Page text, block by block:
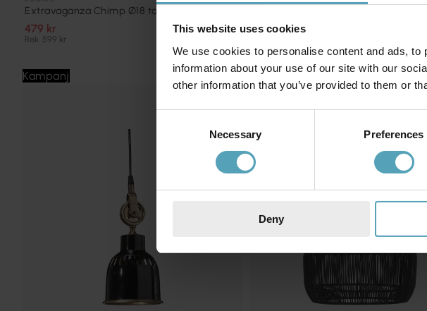
This website uses cookies
We use cookies to personalise content and ads,
information about your use of our site with our
other information that you’ve provided to them or
Necessary Preferences
Deny
Extravaganza Chimp Ø18 taklampa
479 kr
Rek. 599 kr
249 kr
Kampanj Kampanj